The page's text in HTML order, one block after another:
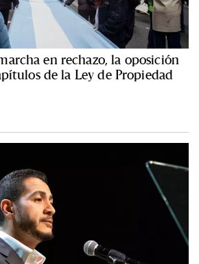
en rechazo, la oposición
de la Ley de Propiedad